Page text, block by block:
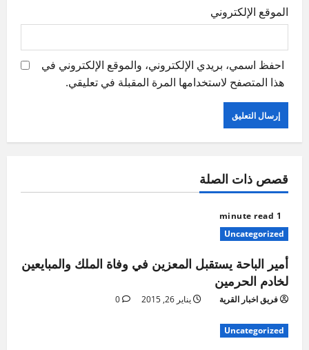
الموقع الإلكتروني
احفظ اسمي، بريدي الإلكتروني، والموقع الإلكتروني في
هذا المتصفح لاستخدامها المرة المقبلة في تعليقي.
قصص ذات الصلة
1 minute read
Uncategorized
أمير الباحة يستقبل المعزين في وفاة الملك والمبايعين
لخادم الحرمين
فريق اخبار القرية يناير 26, 2015 0
Uncategorized